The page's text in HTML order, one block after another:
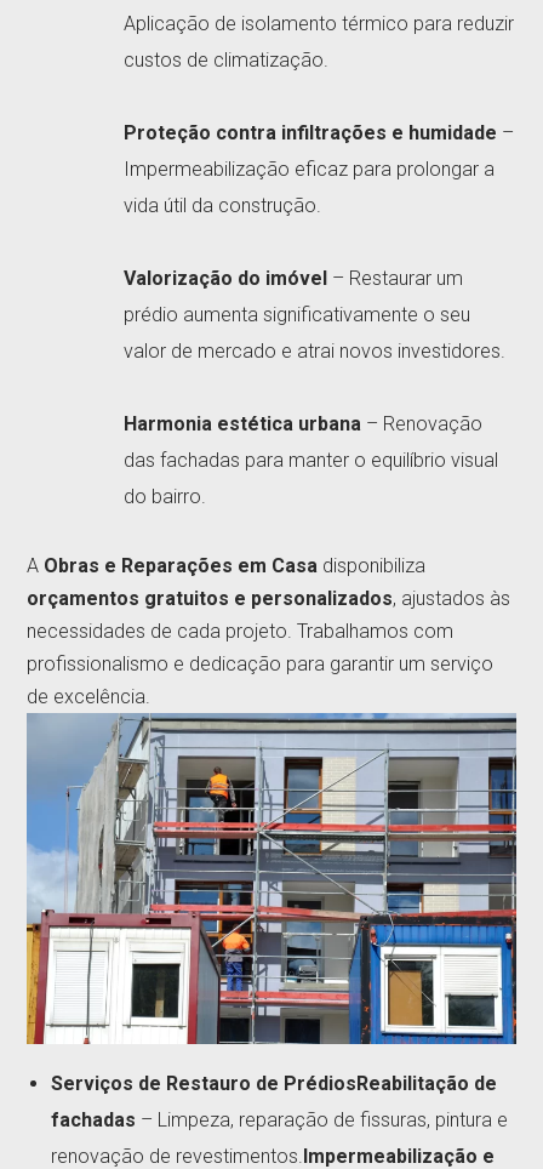
Aplicação de isolamento térmico para reduzir
custos de climatização.
Proteção contra infiltrações e humidade –
Impermeabilização eficaz para prolongar a
vida útil da construção.
Valorização do imóvel – Restaurar um
prédio aumenta significativamente o seu
valor de mercado e atrai novos investidores.
Harmonia estética urbana – Renovação
das fachadas para manter o equilíbrio visual
do bairro.
A Obras e Reparações em Casa disponibiliza
orçamentos gratuitos e personalizados, ajustados às
necessidades de cada projeto. Trabalhamos com
profissionalismo e dedicação para garantir um serviço
de excelência.
Serviços de Restauro de PrédiosReabilitação de
fachadas – Limpeza, reparação de fissuras, pintura e
renovação de revestimentos.Impermeabilização e